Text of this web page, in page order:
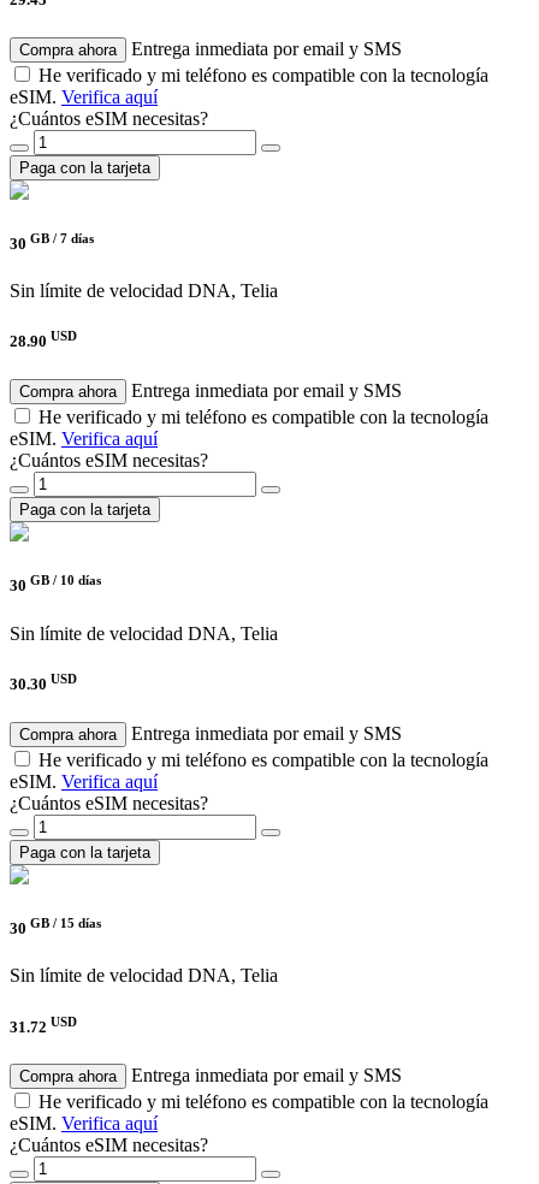
Compra ahora
Entrega inmediata por email y SMS
He verificado y mi teléfono es compatible con la tecnología
eSIM. Verifica aquí
¿Cuántos eSIM necesitas?
Paga con la tarjeta
30 GB / 7 días
Sin límite de velocidad DNA, Telia
28.90 USD
Compra ahora
Entrega inmediata por email y SMS
He verificado y mi teléfono es compatible con la tecnología
eSIM. Verifica aquí
¿Cuántos eSIM necesitas?
Paga con la tarjeta
30 GB / 10 días
Sin límite de velocidad DNA, Telia
30.30 USD
Compra ahora
Entrega inmediata por email y SMS
He verificado y mi teléfono es compatible con la tecnología
eSIM. Verifica aquí
¿Cuántos eSIM necesitas?
Paga con la tarjeta
30 GB / 15 días
Sin límite de velocidad DNA, Telia
31.72 USD
Compra ahora
Entrega inmediata por email y SMS
He verificado y mi teléfono es compatible con la tecnología
eSIM. Verifica aquí
¿Cuántos eSIM necesitas?